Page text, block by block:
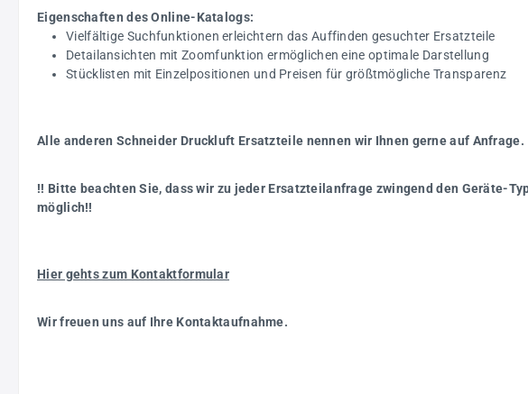
Eigenschaften des Online-Katalogs:
Vielfältige Suchfunktionen erleichtern das Auffinden gesuchter Ersatzteile
Detailansichten mit Zoomfunktion ermöglichen eine optimale Darstellung
Stücklisten mit Einzelpositionen und Preisen für größtmögliche Transparenz
Alle anderen Schneider Druckluft Ersatzteile nennen wir Ihnen gerne auf Anfrage.
!! Bitte beachten Sie, dass wir zu jeder Ersatzteilanfrage zwingend den Geräte-
möglich!!
Hier gehts zum Kontaktformular
Wir freuen uns auf Ihre Kontaktaufnahme.